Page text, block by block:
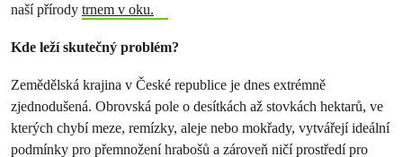
naší přírody trnem v oku.
Kde leží skutečný problém?
Zemědělská krajina v České republice je dnes extrémně
zjednodušená. Obrovská pole o desítkách až stovkách hektarů, ve
kterých chybí meze, remízky, aleje nebo mokřady, vytvářejí ideální
podmínky pro přemnožení hrabošů a zároveň ničí prostředí pro